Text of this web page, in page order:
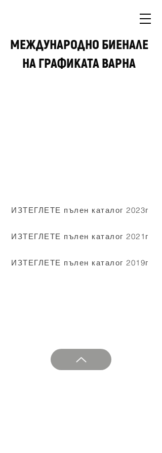
МЕЖДУНАРОДНО БИEНАЛЕ
НА ГРАФИКАТА ВАРНА
ИЗТЕГЛЕТЕ пълен каталог 2023г
ИЗТЕГЛЕТЕ пълен каталог 2021г
ИЗТЕГЛЕТЕ пълен каталог 2019г